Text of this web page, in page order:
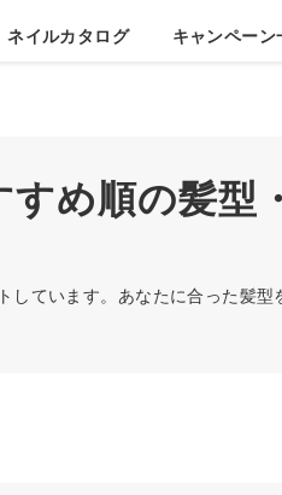
ネイルカタログ キャンペーン
め順の髪型
しています。あなたに合った髪型